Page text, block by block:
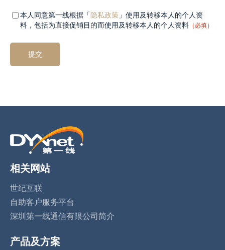
Mandatory
field 2
（必
填）
本人同意第一线根据「 隐私政策 」使用及转移本人的个人资
料，包括为直接促销目的而使用及转移本人的个人资料 （必填）
相关网站
世纪互联
自助客户服务平台
深圳第一线通信有限公司简介
产品及方案